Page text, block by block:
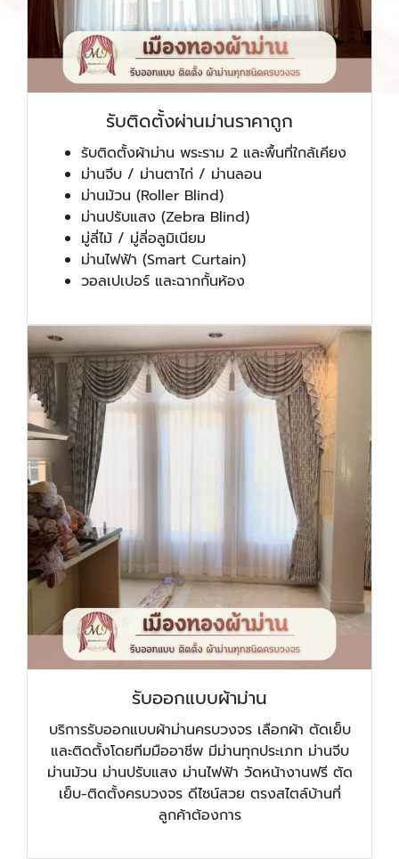
รับติดตั้งผ่านม่านราคาถูก
รับติดตั้งผ้าม่าน พระราม 2 และพื้นที่ใกล้เคียง
ม่านจีบ / ม่านตาไก่ / ม่านลอน
ม่านม้วน (Roller Blind)
ม่านปรับแสง (Zebra Blind)
มู่ลี่ไม้ / มู่ลี่อลูมิเนียม
ม่านไฟฟ้า (Smart Curtain)
วอลเปเปอร์ และฉากกั้นห้อง
รับออกแบบผ้าม่าน
บริการรับออกแบบผ้าม่านครบวงจร เลือกผ้า ตัดเย็บ
และติดตั้งโดยทีมมืออาชีพ มีม่านทุกประเภท ม่านจีบ
ม่านม้วน ม่านปรับแสง ม่านไฟฟ้า วัดหน้างานฟรี ตัด
เย็บ-ติดตั้งครบวงจร ดีไซน์สวย ตรงสไตล์บ้านที่
ลูกค้าต้องการ